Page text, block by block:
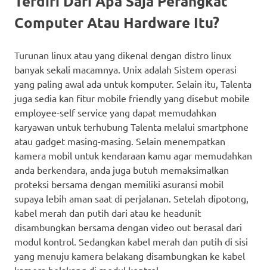
Computer Atau Hardware Itu?
Turunan linux atau yang dikenal dengan distro linux
banyak sekali macamnya. Unix adalah Sistem operasi
yang paling awal ada untuk komputer. Selain itu, Talenta
juga sedia kan fitur mobile friendly yang disebut mobile
employee-self service yang dapat memudahkan
karyawan untuk terhubung Talenta melalui smartphone
atau gadget masing-masing. Selain menempatkan
kamera mobil untuk kendaraan kamu agar memudahkan
anda berkendara, anda juga butuh memaksimalkan
proteksi bersama dengan memiliki asuransi mobil
supaya lebih aman saat di perjalanan. Setelah dipotong,
kabel merah dan putih dari atau ke headunit
disambungkan bersama dengan video out berasal dari
modul kontrol. Sedangkan kabel merah dan putih di sisi
yang menuju kamera belakang disambungkan ke kabel